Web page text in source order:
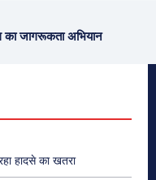
जागरूकता अभियान
हादसे का खतरा